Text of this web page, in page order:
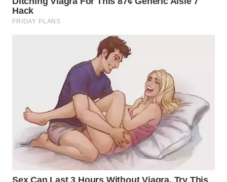
KARO
LABUHANBATU
WN
TAPANULI
TENGAH
WN DELI
SERDANG